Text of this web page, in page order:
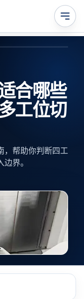
合哪些
工位切
，帮助你判断四工
界。